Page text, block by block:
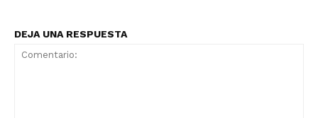
DEJA UNA RESPUESTA